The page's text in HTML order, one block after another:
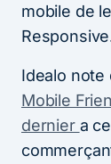
mobile de
Idealo note
Mobile
dernier a